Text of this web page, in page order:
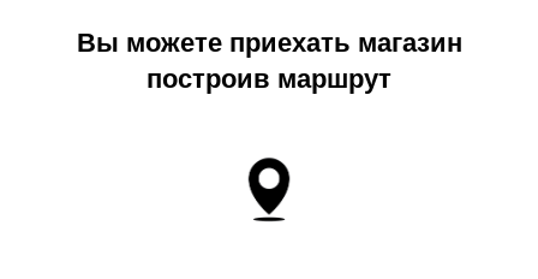
Вы можете приехать магазин
построив маршрут